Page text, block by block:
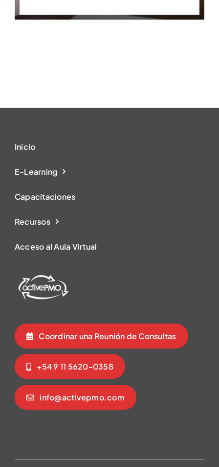
Inicio
E-Learning
Capacitaciones
Recursos
Acceso al Aula Virtual
Coordinar una Reunión de Consultas
+54 9 11 5620-0358
info@activepmo.com